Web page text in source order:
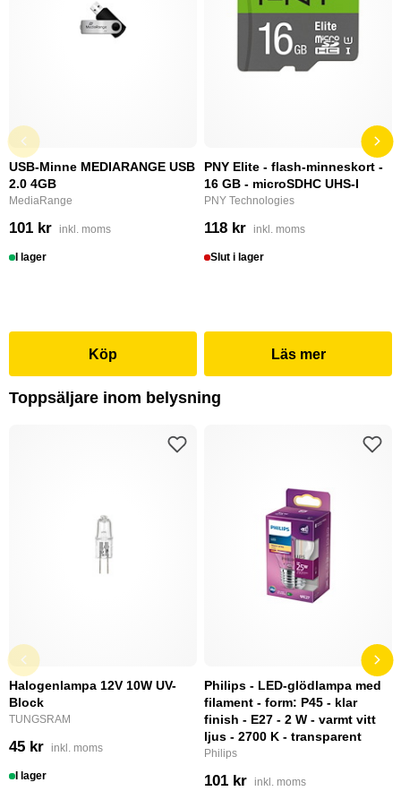
USB-Minne MEDIARANGE USB
2.0 4GB
MediaRange
101 kr inkl. moms
I lager
Köp
PNY Elite - flash-minneskort -
16 GB - microSDHC UHS-I
PNY Technologies
118 kr inkl. moms
Slut i lager
Läs mer
Toppsäljare inom belysning
Halogenlampa 12V 10W UV-
Block
TUNGSRAM
45 kr inkl. moms
I lager
Philips - LED-glödlampa med
filament - form: P45 - klar
finish - E27 - 2 W - varmt vitt
ljus - 2700 K - transparent
Philips
101 kr inkl. moms